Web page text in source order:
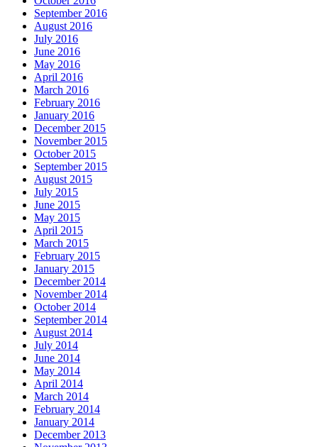
September 2016
August 2016
July 2016
June 2016
May 2016
April 2016
March 2016
February 2016
January 2016
December 2015
November 2015
October 2015
September 2015
August 2015
July 2015
June 2015
May 2015
April 2015
March 2015
February 2015
January 2015
December 2014
November 2014
October 2014
September 2014
August 2014
July 2014
June 2014
May 2014
April 2014
March 2014
February 2014
January 2014
December 2013